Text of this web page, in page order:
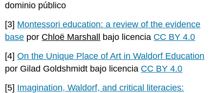
dominio público
[3] Montessori education: a review of the evidence
base por Chloë Marshall bajo licencia CC BY 4.0
[4]On the Unique Place of Art in Waldorf Education
por Gilad Goldshmidt bajo licencia CC BY 4.0
[5] Imagination, Waldorf, and critical literacies: